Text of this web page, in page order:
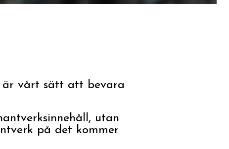
är vårt sätt att bevara
utan
på det kommer